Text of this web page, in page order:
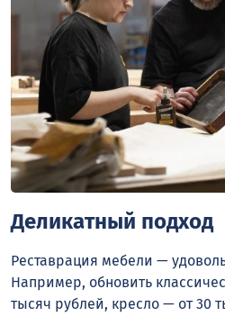
Деликатный подход
Реставрация мебели —
Например, обновить
тысяч рублей, кресло — от 30